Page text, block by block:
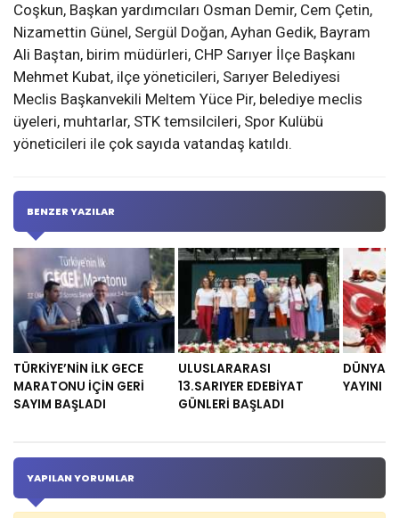
Coşkun, Başkan yardımcıları Osman Demir, Cem Çetin,
Nizamettin Günel, Sergül Doğan, Ayhan Gedik, Bayram
Ali Baştan, birim müdürleri, CHP Sarıyer İlçe Başkanı
Mehmet Kubat, ilçe yöneticileri, Sarıyer Belediyesi
Meclis Başkanvekili Meltem Yüce Pir, belediye meclis
üyeleri, muhtarlar, STK temsilcileri, Spor Kulübü
yöneticileri ile çok sayıda vatandaş katıldı.
BENZER YAZILAR
TÜRKİYE’NİN İLK GECE
MARATONU İÇİN GERİ
SAYIM BAŞLADI
ULUSLARARASI
13.SARIYER EDEBİYAT
GÜNLERİ BAŞLADI
DÜNYA
YAYINI
YAPILAN YORUMLAR